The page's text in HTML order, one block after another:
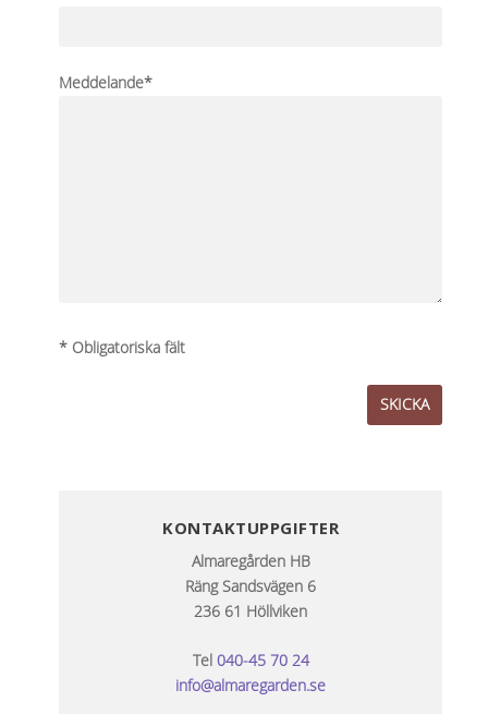
Meddelande*
* Obligatoriska fält
KONTAKTUPPGIFTER
Almaregården HB
Räng Sandsvägen 6
236 61 Höllviken
Tel 040-45 70 24
info@almaregarden.se